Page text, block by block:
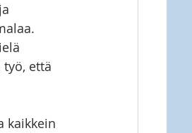
että
kaikkein